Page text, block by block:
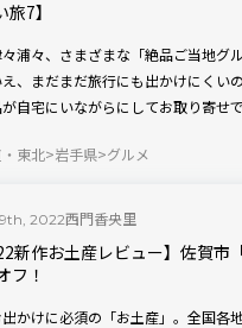
7】
浦々、さまざまな「絶品ご当地グ
え、まだまだ旅行にも出かけにく
自宅にいながらにしてお取り寄せ
の連載では、ご当地の銘品や特産
ツシが、実際にお取り寄せしてそ
リーセット」です。一体どんな味
東北 岩手県 グルメ
2022西門香央里
新作お土産レビュー】佐賀
フ！
かけに必須の「お土産」。全国各